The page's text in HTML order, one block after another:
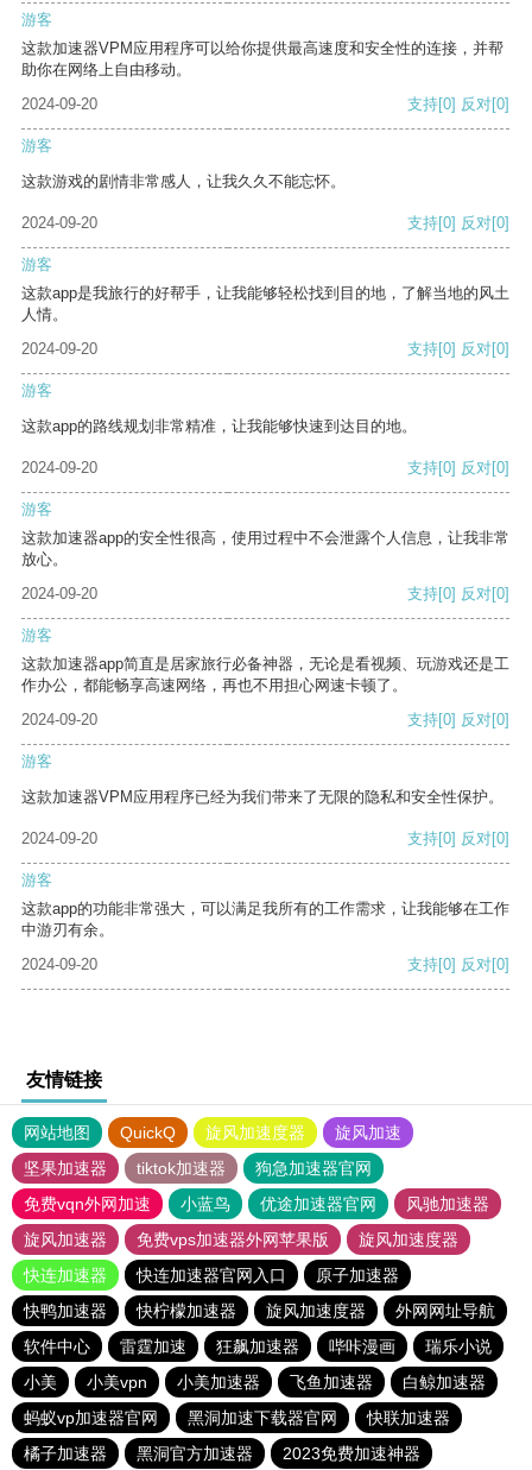
游客
这款加速器VPM应用程序可以给你提供最高速度和安全性的连接，并帮
助你在网络上自由移动。
2024-09-20
支持[0] 反对[0]
游客
这款游戏的剧情非常感人，让我久久不能忘怀。
2024-09-20 支持[0] 反对[0]
游客
这款app是我旅行的好帮手，让我能够轻松找到目的地，了解当地的风土
人情。
2024-09-20
支持[0] 反对[0]
游客
这款app的路线规划非常精准，让我能够快速到达目的地。
2024-09-20 支持[0] 反对[0]
游客
这款加速器app的安全性很高，使用过程中不会泄露个人信息，让我非常
放心。
2024-09-20
支持[0] 反对[0]
游客
这款加速器app简直是居家旅行必备神器，无论是看视频、玩游戏还是工
作办公，都能畅享高速网络，再也不用担心网速卡顿了。
2024-09-20
支持[0] 反对[0]
游客
这款加速器VPM应用程序已经为我们带来了无限的隐私和安全性保护。
2024-09-20 支持[0] 反对[0]
游客
这款app的功能非常强大，可以满足我所有的工作需求，让我能够在工作
中游刃有余。
2024-09-20
支持[0] 反对[0]
友情链接
网站地图 QuickQ 旋风加速度器
旋风加速
坚果加速器
tiktok加速器
狗急加速器官网
免费vqn外网加速
小蓝鸟 优途加速器官网
风驰加速器
旋风加速器
免费vps加速器外网苹果版
旋风加速度器
快连加速器
快连加速器官网入口
原子加速器
快鸭加速器
快柠檬加速器 旋风加速度器
外网网址导航
软件中心
雷霆加速 狂飙加速器 哔咔漫画
瑞乐小说
小美
小美vpn 小美加速器 飞鱼加速器
白鲸加速器
蚂蚁vp加速器官网
黑洞加速下载器官网
快联加速器
橘子加速器
黑洞官方加速器 2023免费加速神器